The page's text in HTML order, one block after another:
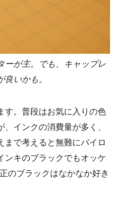
ーが主。でも、キャップレ
いかも。
す。普段はお気に入りの色
インクの消費量が多く、
まで考えると無難にパイロ
ンキのブラックでもオッケ
のブラックはなかなか好き